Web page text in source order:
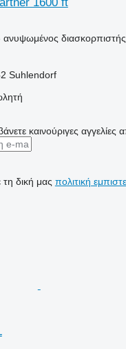
ανυψωμένος
Suhlendorf
καινούριγες
δική μας πολιτική